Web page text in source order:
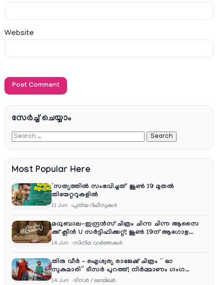
Website
സേര്‍ച്ച്‌ ചെയ്യാം
Most Popular Here
‘സത്യത്തിൽ സംഭവിച്ചത്’ ജൂൺ 19 മുതൽ
തിയേറ്ററുകളിൽ
11 Jun പുതിയ റിലീസുകള്‍
മധുബാല-ഇന്ദ്രൻസ് ചിത്രം ചിന്ന ചിന്ന ആസൈ
ക്ക് ക്ലീൻ U സർട്ടിഫിക്കറ്റ്; ജൂൺ 19ന് ആഗോള
റിലീസ്
14 Jun സിനിമ വാര്‍ത്തകള്‍
തിരു വീർ – ഐശ്വര്യ രാജേഷ് ചിത്രം ” ഓ
സുകുമാരി” ടീസർ പുറത്ത്; നിർമ്മാണം ഗംഗ
എന്റർടൈൻമെന്റ്‌സ്
14 Jun ടീസര്‍ / ട്രെയിലര്‍